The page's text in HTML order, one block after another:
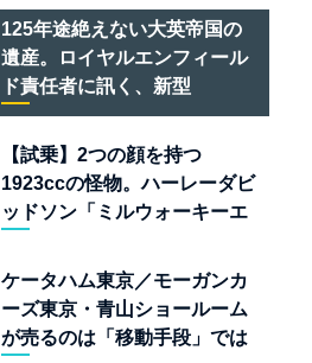
ある
125年途絶えない大英帝国の
遺産。ロイヤルエンフィール
ド責任者に訊く、新型
「BULLET 650」と“時間の
質”を愛する理由
【試乗】2つの顔を持つ
1923ccの怪物。ハーレーダビ
ッドソン「ミルウォーキーエ
ケータハム東京／モーガンカ
ーズ東京・青山ショールーム
が売るのは「移動手段」では